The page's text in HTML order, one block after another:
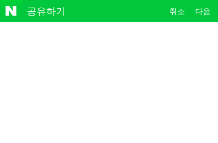
NAVE
공유하기 취소 다음